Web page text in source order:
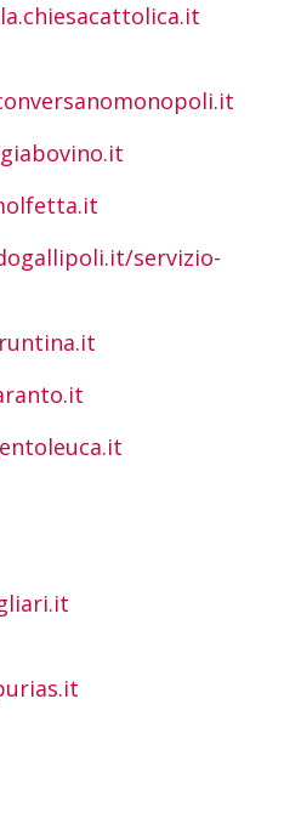
servizio-